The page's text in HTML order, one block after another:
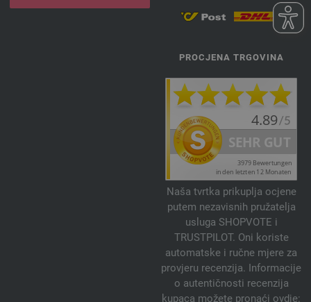
PROCJENA TRGOVINA
Naša tvrtka prikuplja ocjene
putem nezavisnih pružatelja
usluga SHOPVOTE i
TRUSTPILOT. Oni koriste
automatske i ručne mjere za
provjeru recenzija. Informacije
o autentičnosti recenzija
kupaca možete pronaći ovdje: